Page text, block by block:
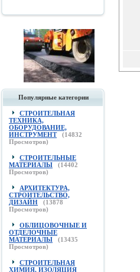
Популярные категории
СТРОИТЕЛЬНАЯ
ТЕХНИКА,
ОБОРУДОВАНИЕ,
ИНСТРУМЕНТ
(14832
Просмотров)
СТРОИТЕЛЬНЫЕ
МАТЕРИАЛЫ
(14402
Просмотров)
АРХИТЕКТУРА,
СТРОИТЕЛЬСТВО,
ДИЗАЙН
(13878
Просмотров)
ОБЛИЦОВОЧНЫЕ И
ОТДЕЛОЧНЫЕ
МАТЕРИАЛЫ
(13435
Просмотров)
СТРОИТЕЛЬНАЯ
ХИМИЯ, ИЗОЛЯЦИЯ